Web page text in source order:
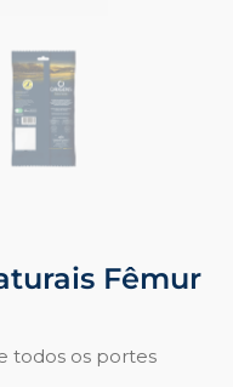
Fêmur
todos os portes